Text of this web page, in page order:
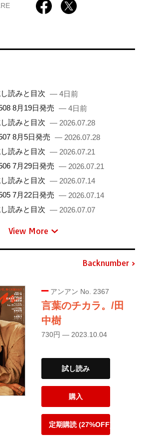
読みと目次 — 4日前
8月19日発売 — 4日前
読みと目次 — 2026.07.28
8月5日発売 — 2026.07.28
読みと目次 — 2026.07.21
7月29日発売 — 2026.07.21
読みと目次 — 2026.07.14
7月22日発売 — 2026.07.14
読みと目次 — 2026.07.07
View More
Backnumber
アンアン No. 2367
言葉のチカラ。/田
中樹
730円 — 2023.10.04
試し読み
購入
定期購読 (27%OFF)